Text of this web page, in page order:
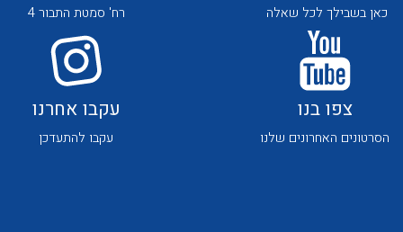
לכל מוצרי היצרן לכל מוצרי היצרן
כאן בשבילך לכל שאלה רח' סמטת התבור 4
צפו בנו
הסרטונים האחרונים שלנו
עקבו אחרנו
עקבו להתעדכן